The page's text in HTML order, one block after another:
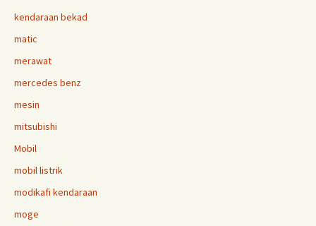
kendaraan bekad
matic
merawat
mercedes benz
mesin
mitsubishi
Mobil
mobil listrik
modikafi kendaraan
moge